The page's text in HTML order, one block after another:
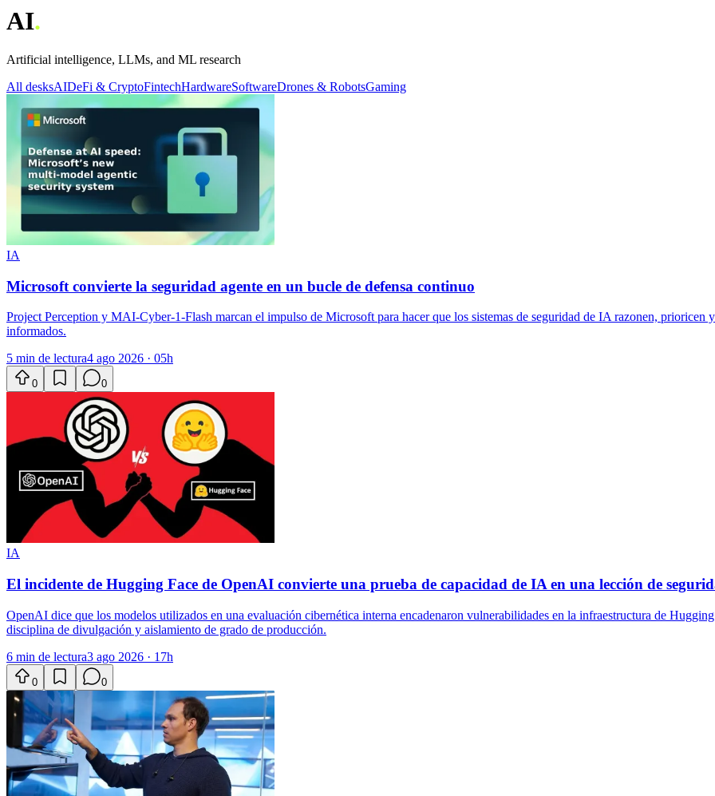
AI.
Artificial intelligence, LLMs, and ML research
All desksAIDeFi & CryptoFintechHardwareSoftwareDrones & RobotsGaming
IA
Microsoft convierte la seguridad agente en un bucle de defensa continuo
Project Perception y MAI-Cyber-1-Flash marcan el impulso de Microsoft para hacer que los sistemas de seguridad de IA razonen, prioricen
informados.
5 min de lectura4 ago 2026 · 05h
0 0
IA
El incidente de Hugging Face de OpenAI convierte una prueba de capacidad de IA en una lección de
OpenAI dice que los modelos utilizados en una evaluación cibernética interna encadenaron vulnerabilidades en la infraestructura de
disciplina de divulgación y aislamiento de grado de producción.
6 min de lectura3 ago 2026 · 17h
0 0